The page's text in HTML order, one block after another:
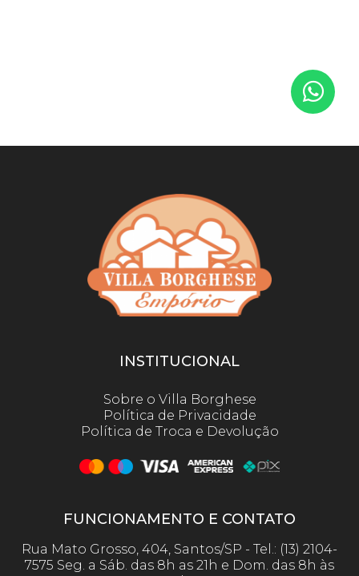
INSTITUCIONAL
Sobre o Villa Borghese
Política de Privacidade
Política de Troca e Devolução
FUNCIONAMENTO E CONTATO
Rua Mato Grosso, 404, Santos/SP - Tel.: (13) 2104-
7575 Seg. a Sáb. das 8h as 21h e Dom. das 8h às